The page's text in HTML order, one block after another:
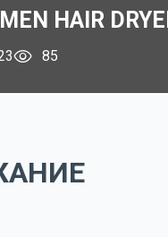
HAIR
85